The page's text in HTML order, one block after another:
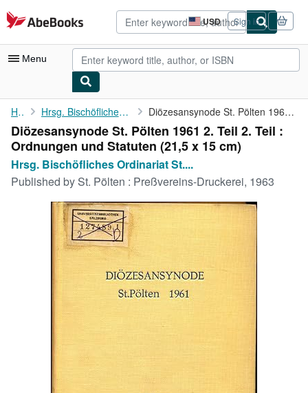
Skip to main content
AbeBooks.com USD
Site
shopping
preferences
Sign in
Menu
My Account
My Purchases
Advanced Search
Browse Collections
Rare Books
Art & Collectibles
Textbooks
Start Selling
Home Hrsg. Bischöfliches Ordinariat St. Pölten: Diözesansynode St. Pölten 1961 2. Teil 2. Teil : Ordnungen und ...
Diözesansynode St. Pölten 1961 2. Teil 2. Teil :
Ordnungen und Statuten (21,5 x 15 cm)
Hrsg. Bischöfliches Ordinariat St....
Published by St. Pölten : Preßvereins-Druckerei, 1963